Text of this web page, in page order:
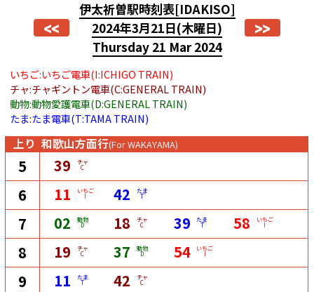
<<
伊太祈曽駅時刻表[IDAKISO]
2024年3月21日(木曜日)
Thursday 21 Mar 2024
>>
いちご:いちご電車(I:ICHIGO TRAIN)
チャ:チャギントン電車(C:GENERAL TRAIN)
動物:動物愛護電車(D:GENERAL TRAIN)
たま:たま電車(T:TAMA TRAIN)
上り 和歌山方面行(For WAKAYAMA)
5 39 チャ
C
6 11 いちご
I 42 たま
T
7 02 動物
D 18 チャ
C 39 たま
T 58 いちご
I
8 19 チャ
C 37 動物
D 54 いちご
I
9 11 たま
T 42 チャ
C